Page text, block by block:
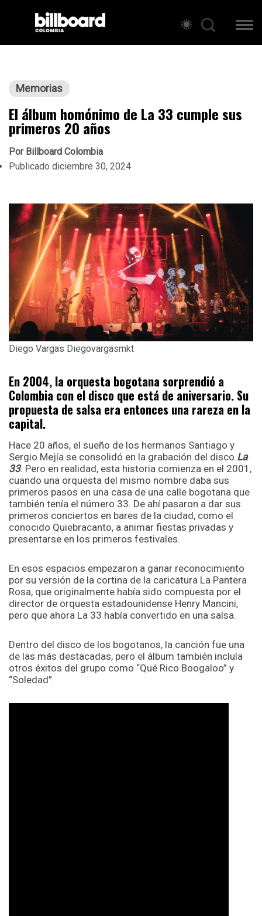
Memorias
El álbum homónimo de La 33 cumple sus
primeros 20 años
PorBillboard Colombia
Publicado diciembre 30, 2024
Diego Vargas Diegovargasmkt
En 2004, la orquesta bogotana sorprendió a
Colombia con el disco que está de aniversario. Su
propuesta de salsa era entonces una rareza en la
capital.
Hace 20 años, el sueño de los hermanos Santiago y
Sergio Mejía se consolidó en la grabación del disco La
33. Pero en realidad, esta historia comienza en el 2001,
cuando una orquesta del mismo nombre daba sus
primeros pasos en una casa de una calle bogotana que
también tenía el número 33. De ahí pasaron a dar sus
primeros conciertos en bares de la ciudad, como el
conocido Quiebracanto, a animar fiestas privadas y
presentarse en los primeros festivales.
En esos espacios empezaron a ganar reconocimiento
por su versión de la cortina de la caricatura La Pantera
Rosa, que originalmente había sido compuesta por el
director de orquesta estadounidense Henry Mancini,
pero que ahora La 33 había convertido en una salsa.
Dentro del disco de los bogotanos, la canción fue una
de las más destacadas, pero el álbum también incluía
otros éxitos del grupo como “Qué Rico Boogaloo” y
“Soledad”.